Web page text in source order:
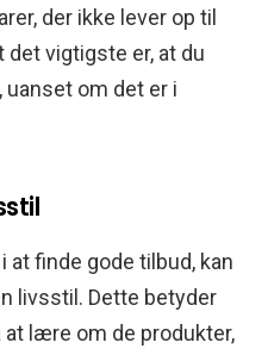
der ikke lever op til
det vigtigste er, at du
uanset om det er i
at finde gode tilbud, kan
livsstil. Dette betyder
at lære om de produkter,